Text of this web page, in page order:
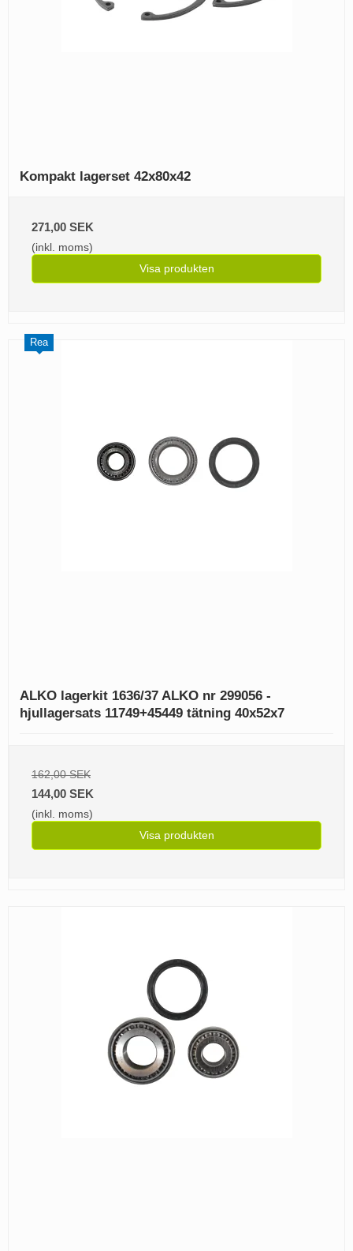
Kompakt lagerset 42x80x42
271,00 SEK
(inkl. moms)
Visa produkten
Rea
ALKO lagerkit 1636/37 ALKO nr 299056 -
hjullagersats 11749+45449 tätning 40x52x7
162,00 SEK
144,00 SEK
(inkl. moms)
Visa produkten